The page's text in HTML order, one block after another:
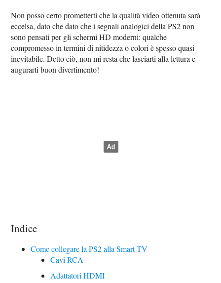
Non posso certo prometterti che la qualità video ottenuta sarà
eccelsa, dato che dato che i segnali analogici della PS2 non
sono pensati per gli schermi HD moderni: qualche
compromesso in termini di nitidezza o colori è spesso quasi
inevitabile. Detto ciò, non mi resta che lasciarti alla lettura e
augurarti buon divertimento!
Indice
Come collegare la PS2 alla Smart TV
Cavi RCA
Adattatori HDMI